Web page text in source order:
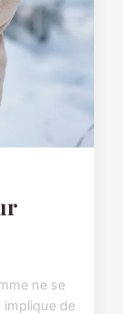
ne se
implique de